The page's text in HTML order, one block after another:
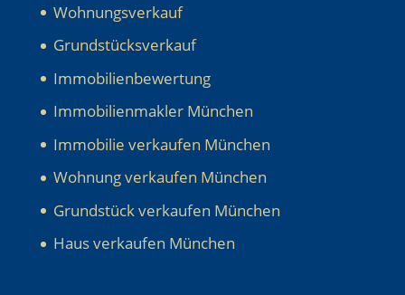
Wohnungsverkauf
Grundstücksverkauf
Immobilienbewertung
Immobilienmakler München
Immobilie verkaufen München
Wohnung verkaufen München
Grundstück verkaufen München
Haus verkaufen München